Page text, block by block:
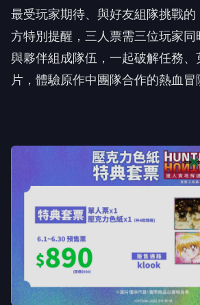
最受玩家期待、與好友組隊挑戰
方特別提醒，三人票需三位玩家
與夥伴組成隊伍，一起破解任務
片，體驗原作中團隊合作的熱血冒